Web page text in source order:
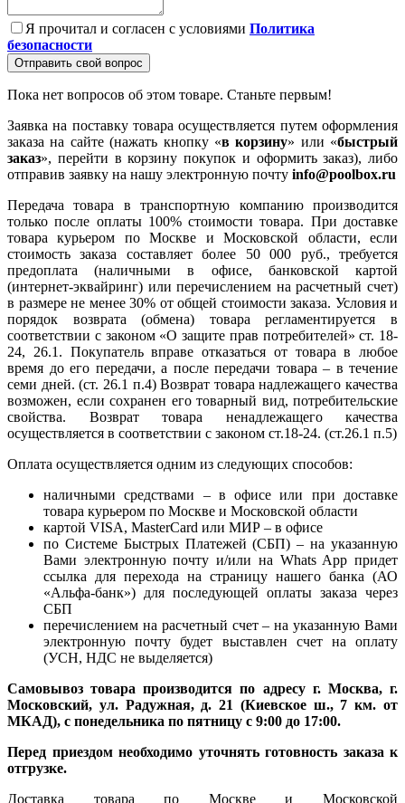
Я прочитал и согласен с условиями Политика
безопасности
Отправить свой вопрос
Пока нет вопросов об этом товаре. Станьте первым!
Заявка на поставку товара осуществляется путем оформления
заказа на сайте (нажать кнопку «в корзину» или «быстрый
заказ», перейти в корзину покупок и оформить заказ), либо
отправив заявку на нашу электронную почту info@poolbox.ru
Передача товара в транспортную компанию производится
только после оплаты 100% стоимости товара. При доставке
товара курьером по Москве и Московской области, если
стоимость заказа составляет более 50 000 руб., требуется
предоплата (наличными в офисе, банковской картой
(интернет-эквайринг) или перечислением на расчетный счет)
в размере не менее 30% от общей стоимости заказа. Условия и
порядок возврата (обмена) товара регламентируется в
соответствии с законом «О защите прав потребителей» ст. 18-
24, 26.1. Покупатель вправе отказаться от товара в любое
время до его передачи, а после передачи товара – в течение
семи дней. (ст. 26.1 п.4) Возврат товара надлежащего качества
возможен, если сохранен его товарный вид, потребительские
свойства. Возврат товара ненадлежащего качества
осуществляется в соответствии с законом ст.18-24. (ст.26.1 п.5)
Оплата осуществляется одним из следующих способов:
наличными средствами – в офисе или при доставке
товара курьером по Москве и Московской области
картой VISA, MasterCard или МИР – в офисе
по Системе Быстрых Платежей (СБП) – на указанную
Вами электронную почту и/или на Whats App придет
ссылка для перехода на страницу нашего банка (АО
«Альфа-банк») для последующей оплаты заказа через
СБП
перечислением на расчетный счет – на указанную Вами
электронную почту будет выставлен счет на оплату
(УСН, НДС не выделяется)
Самовывоз товара производится по адресу г. Москва, г.
Московский, ул. Радужная, д. 21 (Киевское ш., 7 км. от
МКАД), с понедельника по пятницу с 9:00 до 17:00.
Перед приездом необходимо уточнять готовность заказа к
отгрузке.
Доставка товара по Москве и Московской